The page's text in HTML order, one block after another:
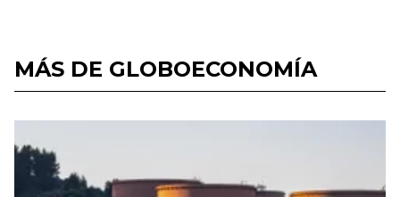
MÁS DE GLOBOECONOMÍA